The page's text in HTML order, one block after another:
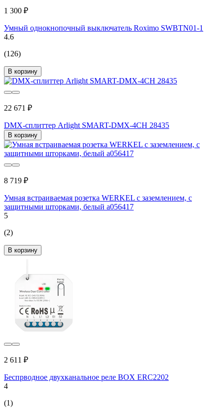
1 300 ₽
Умный однокнопочный выключатель Roximo SWBTN01-1
4.6
(126)
В корзину
22 671 ₽
DMX-сплиттер Arlight SMART-DMX-4CH 28435
В корзину
8 719 ₽
Умная встраиваемая розетка WERKEL с заземлением, с
защитными шторками, белый a056417
5
(2)
В корзину
2 611 ₽
Беспрводное двухканальное реле BOX ERC2202
4
(1)